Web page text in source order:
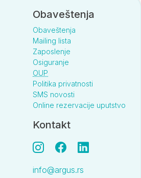
Obaveštenja
Obaveštenja
Mailing lista
Zaposlenje
Osiguranje
OUP
Politika privatnosti
SMS novosti
Online rezervacije uputstvo
Kontakt
info@argus.rs